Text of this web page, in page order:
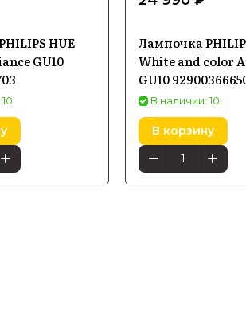
HUE
GU10
Лампочка
White and color
GU10
В наличии: 10
В корзину